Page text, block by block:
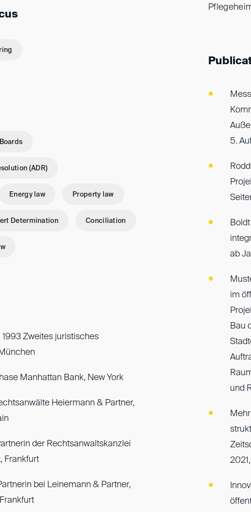
(ADR)
Energy law Property law
Determination Conciliation
1993 Zweites juristisches
Manhattan Bank, New York
Heiermann & Partner,
der Rechtsanwaltskanzlei
Frankfurt
bei Leinemann & Partner,
5.
ab
im
Bau
und